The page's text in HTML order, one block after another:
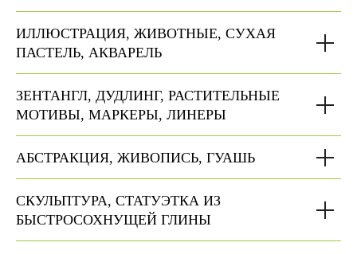
ИЛЛЮСТРАЦИЯ, ЖИВОТНЫЕ, СУХАЯ
ПАСТЕЛЬ, АКВАРЕЛЬ
ЗЕНТАНГЛ, ДУДЛИНГ, РАСТИТЕЛЬНЫЕ
МОТИВЫ, МАРКЕРЫ, ЛИНЕРЫ
АБСТРАКЦИЯ, ЖИВОПИСЬ, ГУАШЬ
СКУЛЬПТУРА, СТАТУЭТКА ИЗ
БЫСТРОСОХНУЩЕЙ ГЛИНЫ